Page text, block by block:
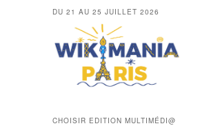
DU 21 AU 25 JUILLET 2026
CHOISIR EDITION MULTIMÉDI@